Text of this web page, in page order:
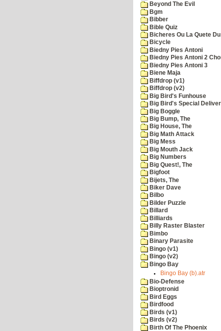
Beyond The Evil
Bgm
Bibber
Bible Quiz
Bicheres Ou La Quete
Bicycle
Biedny Pies Antoni
Biedny Pies Antoni 2
Biedny Pies Antoni 3
Biene Maja
Biffdrop (v1)
Biffdrop (v2)
Big Bird's Funhouse
Big Bird's Special
Big Boggle
Big Bump, The
Big House, The
Big Math Attack
Big Mess
Big Mouth Jack
Big Numbers
Big Quest!, The
Bigfoot
Bijets, The
Biker Dave
Bilbo
Bilder Puzzle
Billard
Billiards
Billy Raster Blaster
Bimbo
Binary Parasite
Bingo (v1)
Bingo (v2)
Bingo Bay
Bingo Bay (b).atr
Bio-Defense
Bioptronid
Bird Eggs
Birdfood
Birds (v1)
Birds (v2)
Birth Of The Phoenix